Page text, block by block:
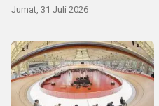
Jumat, 31 Juli 2026